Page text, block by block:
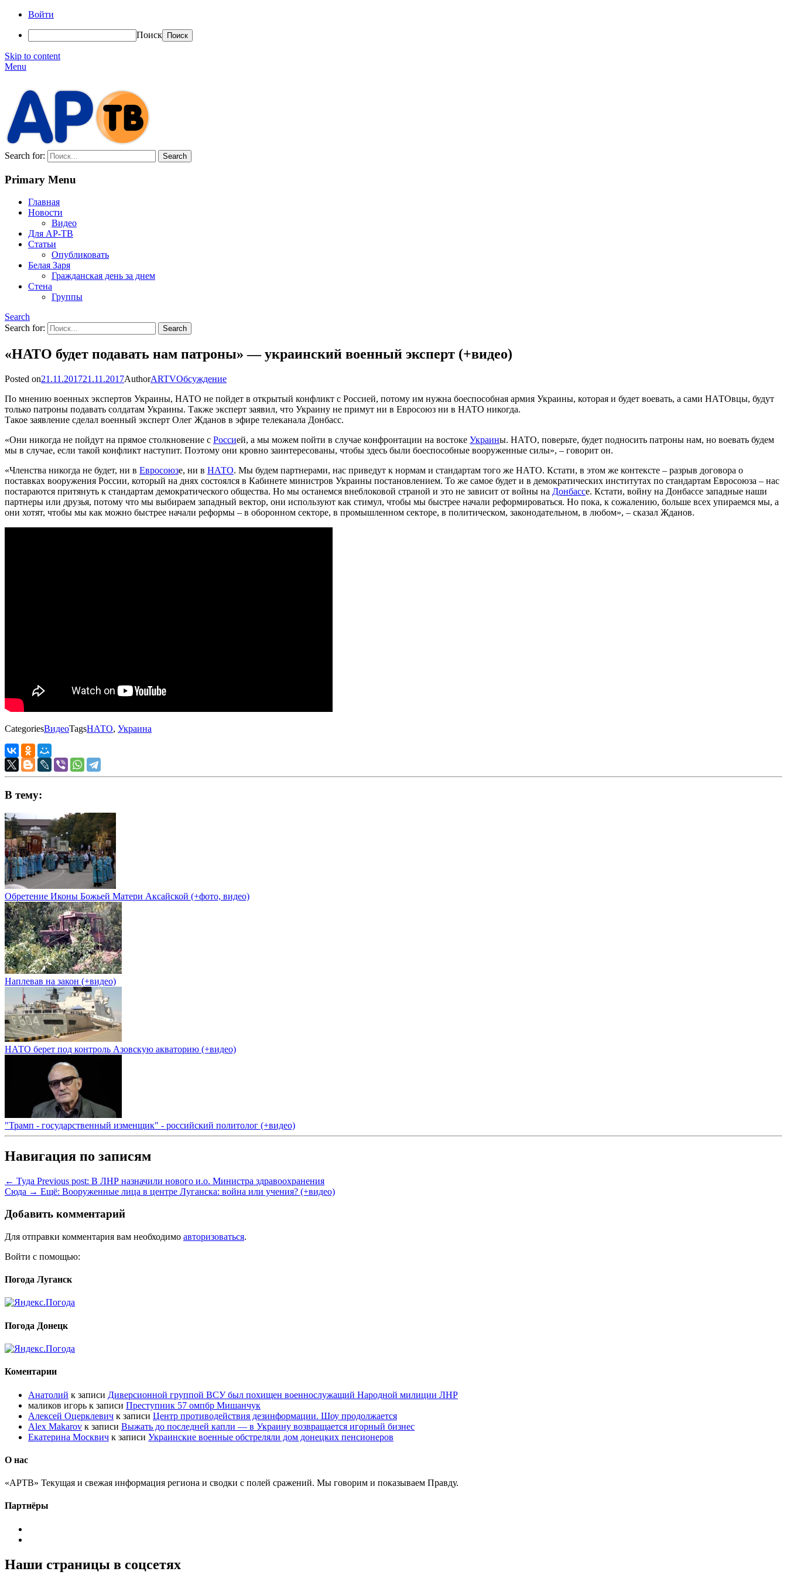
Войти
Поиск
Skip to content
Menu
Search for:
Primary Menu
Главная
Новости
Видео
Для АР-ТВ
Статьи
Опубликовать
Белая Заря
Гражданская день за днем
Стена
Группы
Search
Search for:
«НАТО будет подавать нам патроны» — украинский военный эксперт (+видео)
Posted on21.11.201721.11.2017AuthorARTVОбсуждение
По мнению военных экспертов Украины, НАТО не пойдет в открытый конфликт с Россией, потому им нужна боеспособная армия Украины, которая и будет воевать, а сами НАТОвцы, будут
только патроны подавать солдатам Украины. Также эксперт заявил, что Украину не примут ни в Евросоюз ни в НАТО никогда.
Такое заявление сделал военный эксперт Олег Жданов в эфире телеканала Донбасс.
«Они никогда не пойдут на прямое столкновение с Россией, а мы можем пойти в случае конфронтации на востоке Украины. НАТО, поверьте, будет подносить патроны нам, но воевать будем
мы в случае, если такой конфликт наступит. Поэтому они кровно заинтересованы, чтобы здесь были боеспособные вооруженные силы», – говорит он.
«Членства никогда не будет, ни в Евросоюзе, ни в НАТО. Мы будем партнерами, нас приведут к нормам и стандартам того же НАТО. Кстати, в этом же контексте – разрыв договора о
поставках вооружения России, который на днях состоялся в Кабинете министров Украины постановлением. То же самое будет и в демократических институтах по стандартам Евросоюза – нас
постараются притянуть к стандартам демократического общества. Но мы останемся внеблоковой страной и это не зависит от войны на Донбассе. Кстати, войну на Донбассе западные наши
партнеры или друзья, потому что мы выбираем западный вектор, они используют как стимул, чтобы мы быстрее начали реформироваться. Но пока, к сожалению, больше всех упираемся мы, а
они хотят, чтобы мы как можно быстрее начали реформы – в оборонном секторе, в промышленном секторе, в политическом, законодательном, в любом», – сказал Жданов.
CategoriesВидеоTagsНАТО, Украина
В тему:
Обретение Иконы Божьей Матери Аксайской (+фото, видео)
Наплевав на закон (+видео)
НАТО берет под контроль Азовскую акваторию (+видео)
"Трамп - государственный изменщик" - российский политолог (+видео)
Навигация по записям
← Туда Previous post: В ЛНР назначили нового и.о. Министра здравоохранения
Сюда → Ещё: Вооруженные лица в центре Луганска: война или учения? (+видео)
Добавить комментарий
Для отправки комментария вам необходимо авторизоваться.
Войти с помощью:
Погода Луганск
Погода Донецк
Коментарии
Анатолий к записи Диверсионной группой ВСУ был похищен военнослужащий Народной милиции ЛНР
маликов игорь к записи Преступник 57 омпбр Мишанчук
Алексей Оцерклевич к записи Центр противодействия дезинформации. Шоу продолжается
Alex Makarov к записи Выжать до последней капли — в Украину возвращается игорный бизнес
Екатерина Москвич к записи Украинские военные обстреляли дом донецких пенсионеров
О нас
«АРТВ» Текущая и свежая информация региона и сводки с полей сражений. Мы говорим и показываем Правду.
Партнёры
Наши страницы в соцсетях